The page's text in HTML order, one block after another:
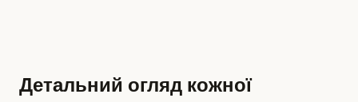
Детальний огляд кожної